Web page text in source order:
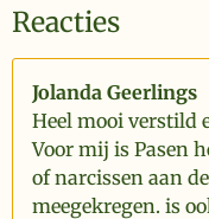
Reacties
Jolanda Geerlings
Heel mooi verstild
Voor mij is Pasen
of narcissen aan
meegekregen. is